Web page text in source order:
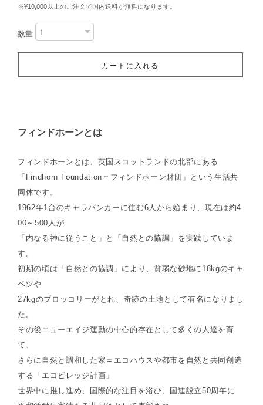
※¥10,000以上のご注文で国内送料が無料になります。
数量
カートに入れる
フィンドホーンとは
フィンドホーンとは、英国スコットランドの北部にある
「Findhorn Foundation＝フィンドホーン財団」という生活共
同体です。
1962年1台のキャラバンカーに住む6人から始まり、現在は約4
00～500人が
「内なる神に従うこと」と「自然との協調」を実践していま
す。
初期の頃は「自然との協調」により、貧弱な砂地に18kgのキャ
ベツや
27kgのブロッコリーがとれ、奇跡の土地として有名になりまし
た。
その後ニューエイジ運動の中心的存在として多くの人達を育
て、
さらに自然と調和した家＝エコハウスや都市を自然と共同創造
する「エコビレッジ計画」
世界中に推し進め、国際的な注目を浴び、国連設立50周年に